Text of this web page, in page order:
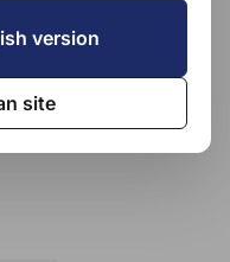
bleibst.
version
site